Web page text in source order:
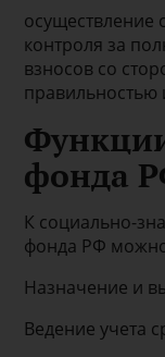
осуществление
контроля за
взносов со
правильностью
фонда
К социально-
фонда РФ
Назначение и
Ведение учета